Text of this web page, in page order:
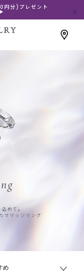
分)プレゼント
込めて。
マリッジリング